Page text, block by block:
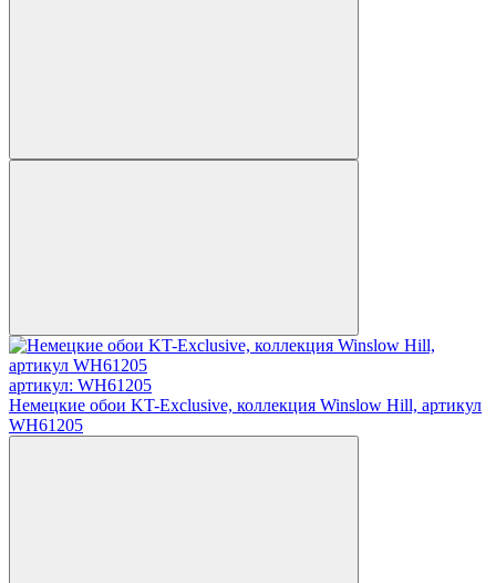
артикул: WH61205
Немецкие обои KT-Exclusive, коллекция Winslow Hill, артикул
WH61205